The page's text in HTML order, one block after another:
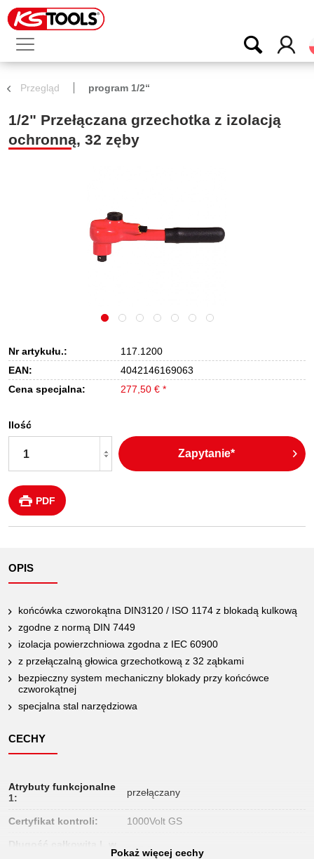
Przegląd program 1/2“
1/2" Przełączana grzechotka z izolacją
ochronną, 32 zęby
Nr artykułu.:
117.1200
EAN:
4042146169063
Cena specjalna:
277,50 € *
Ilość
Zapytanie*
PDF
OPIS
końcówka czworokątna DIN3120 / ISO 1174 z blokadą kulkową
zgodne z normą DIN 7449
izolacja powierzchniowa zgodna z IEC 60900
z przełączalną głowica grzechotkową z 32 ząbkami
bezpieczny system mechaniczny blokady przy końcówce
czworokątnej
specjalna stal narzędziowa
CECHY
Atrybuty funkcjonalne
1:
przełączany
Certyfikat kontroli: 1000Volt GS
Długość całkowita L w
245.0
Pokaż więcej cechy